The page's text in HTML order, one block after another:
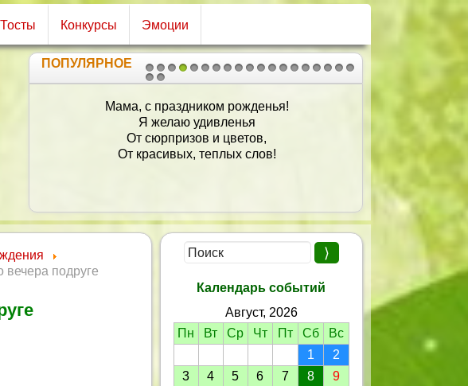
Тосты Конкурсы Эмоции
1 2
2021
ПОПУЛЯРНОЕ
Мама, с праздником рожденья!
Я желаю удивленья
От сюрпризов и цветов,
От красивых, теплых слов!
вечера подруге
Календарь событий
Август, 2026
Пн
Вт Ср Чт Пт Сб
Вс
1
2
3
4 5 6 7 8
9